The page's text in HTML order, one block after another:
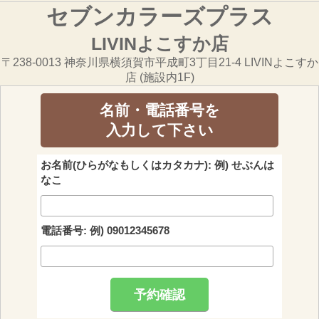
セブンカラーズプラス
LIVINよこすか店
〒238-0013 神奈川県横須賀市平成町3丁目21-4 LIVINよこすか
店 (施設内1F)
名前・電話番号を
入力して下さい
お名前(ひらがなもしくはカタカナ): 例) せぶんは
なこ
電話番号: 例) 09012345678
予約確認